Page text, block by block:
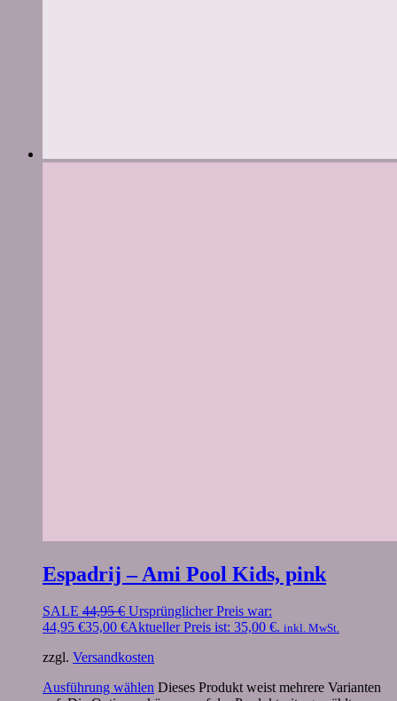
Espadrij – Ami Pool Kids, pink
SALE 44,95€ Ursprünglicher Preis war:
44,95 €35,00 €Aktueller Preis ist: 35,00 €. inkl. MwSt.
zzgl. Versandkosten
Ausführung wählen Dieses Produkt weist mehrere Varianten